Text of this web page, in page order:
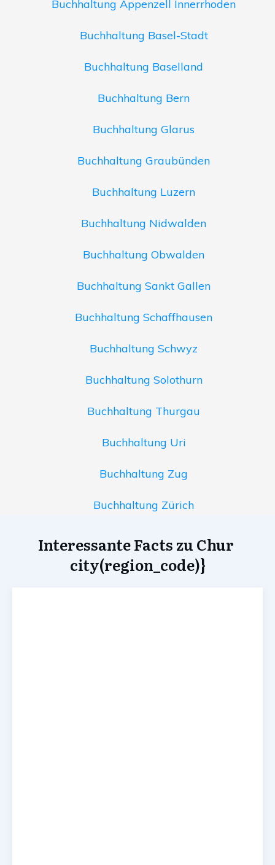
Buchhaltung Appenzell Innerrhoden
Buchhaltung Basel-Stadt
Buchhaltung Baselland
Buchhaltung Bern
Buchhaltung Glarus
Buchhaltung Graubünden
Buchhaltung Luzern
Buchhaltung Nidwalden
Buchhaltung Obwalden
Buchhaltung Sankt Gallen
Buchhaltung Schaffhausen
Buchhaltung Schwyz
Buchhaltung Solothurn
Buchhaltung Thurgau
Buchhaltung Uri
Buchhaltung Zug
Buchhaltung Zürich
Interessante Facts zu Chur
city(region_code)}